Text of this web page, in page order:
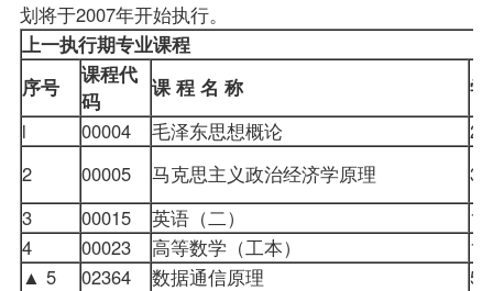
划将于2007年开始执行。
上一执行期专业课程
序号
课程代
码
课 程 名 称
l
00004 毛泽东思想概论
2
00005 马克思主义政治经济学原理
3
00015 英语（二）
4
00023 高等数学（工本）
▲ 5
02364 数据通信原理